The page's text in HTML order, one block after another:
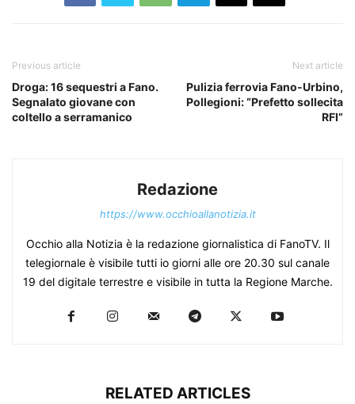
Previous article
Droga: 16 sequestri a Fano.
Segnalato giovane con
coltello a serramanico
Next article
Pulizia ferrovia Fano-Urbino,
Pollegioni: “Prefetto sollecita
RFI”
Redazione
https://www.occhioallanotizia.it
Occhio alla Notizia è la redazione giornalistica di FanoTV. Il
telegiornale è visibile tutti io giorni alle ore 20.30 sul canale
19 del digitale terrestre e visibile in tutta la Regione Marche.
RELATED ARTICLES